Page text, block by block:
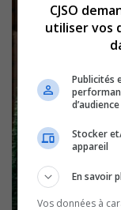
God
CJSO
utiliser vos
Publicités
Stocker
appareil
En savoir
Vos données à